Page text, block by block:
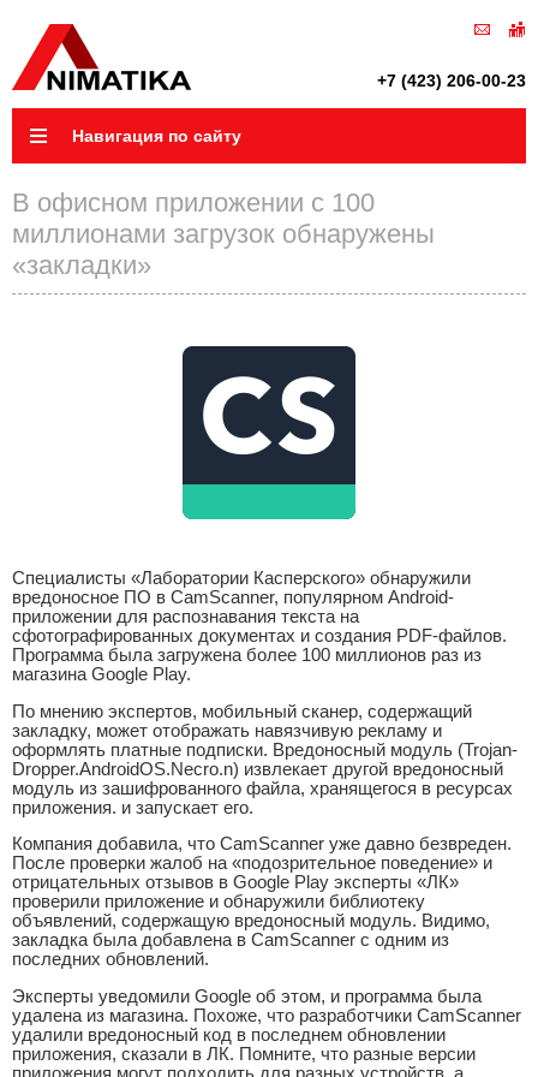
+7 (423) 206-00-23
Навигация по сайту
В офисном приложении с 100
миллионами загрузок обнаружены
«закладки»
Специалисты «Лаборатории Касперского» обнаружили
вредоносное ПО в CamScanner, популярном Android-
приложении для распознавания текста на
сфотографированных документах и создания PDF-файлов.
Программа была загружена более 100 миллионов раз из
магазина Google Play.
По мнению экспертов, мобильный сканер, содержащий
закладку, может отображать навязчивую рекламу и
оформлять платные подписки. Вредоносный модуль (Trojan-
Dropper.AndroidOS.Necro.n) извлекает другой вредоносный
модуль из зашифрованного файла, хранящегося в ресурсах
приложения. и запускает его.
Компания добавила, что CamScanner уже давно безвреден.
После проверки жалоб на «подозрительное поведение» и
отрицательных отзывов в Google Play эксперты «ЛК»
проверили приложение и обнаружили библиотеку
объявлений, содержащую вредоносный модуль. Видимо,
закладка была добавлена в CamScanner с одним из
последних обновлений.
Эксперты уведомили Google об этом, и программа была
удалена из магазина. Похоже, что разработчики CamScanner
удалили вредоносный код в последнем обновлении
приложения, сказали в ЛК. Помните, что разные версии